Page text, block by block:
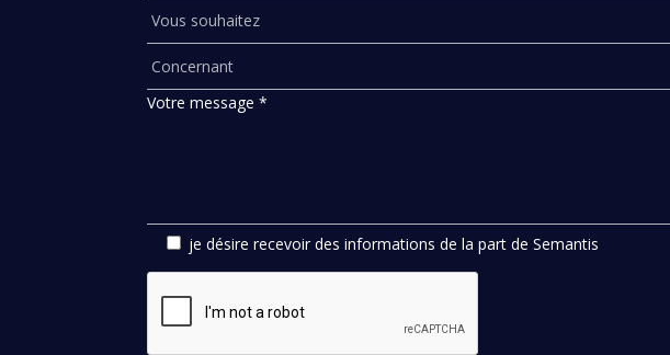
Votre message *
je désire recevoir des informations de la part de Semantis